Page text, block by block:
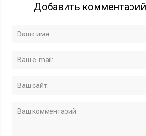
Добавить комментарий